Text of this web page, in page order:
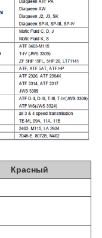
Красный